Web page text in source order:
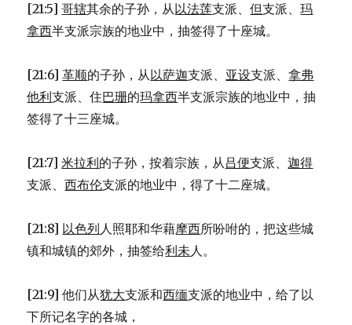
[21:5]哥辖其余的子孙，从以法莲支派、但支派、玛
拿西半支派宗族的地业中，抽签得了十座城。
[21:6]革顺的子孙，从以萨迦支派、 亚设支派、拿弗
他利支派、住巴珊的玛拿西半支派宗族的地业中，抽
签得了十三座城。
[21:7]米拉利的子孙，按着宗族，从吕便支派、迦得
支派、西布伦支派的地业中，得了十二座城。
[21:8] 以色列人照耶和华藉摩西所吩咐的，把这些城
镇和城镇的郊外，抽签给利未人。
[21:9] 他们从犹大支派和西缅支派的地业中，给了以
下所记名字的各城，